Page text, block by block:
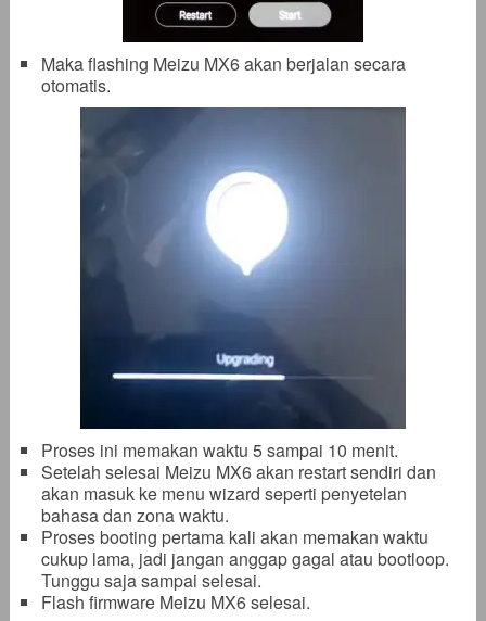
Maka flashing Meizu MX6 akan berjalan secara
otomatis.
Proses ini memakan waktu 5 sampai 10 menit.
Setelah selesai Meizu MX6 akan restart sendiri dan
akan masuk ke menu wizard seperti penyetelan
bahasa dan zona waktu.
Proses booting pertama kali akan memakan waktu
cukup lama, jadi jangan anggap gagal atau bootloop.
Tunggu saja sampai selesai.
Flash firmware Meizu MX6 selesai.